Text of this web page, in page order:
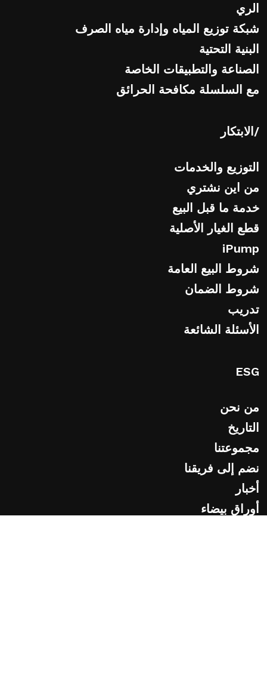
الري
شبكة توزيع المياه وإدارة مياه الصرف
البنية التحتية
الصناعة والتطبيقات الخاصة
مع السلسلة مكافحة الحرائق
/الابتكار
التوزيع والخدمات
من اين نشتري
خدمة ما قبل البيع
قطع الغيار الأصلية
iPump
شروط البيع العامة
شروط الضمان
تدريب
الأسئلة الشائعة
ESG
من نحن
التاريخ
مجموعتنا
نضم إلى فريقنا
أخبار
أوراق بيضاء